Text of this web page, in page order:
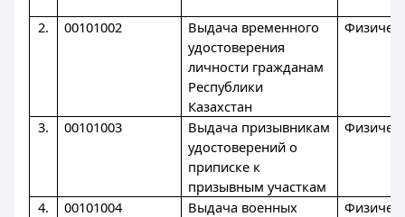
2. 00101002
Выдача временного
удостоверения
личности гражданам
Республики
Казахстан
3. 00101003
Выдача призывникам
удостоверений о
приписке к
призывным участкам
4. 00101004
Выдача военных